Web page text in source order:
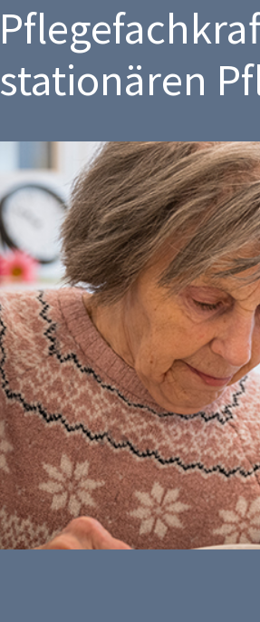
stationären